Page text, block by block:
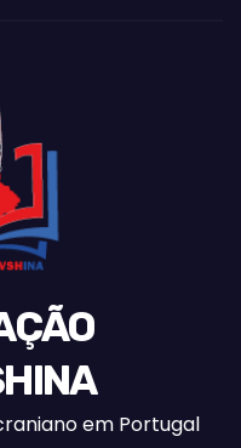
em Portugal